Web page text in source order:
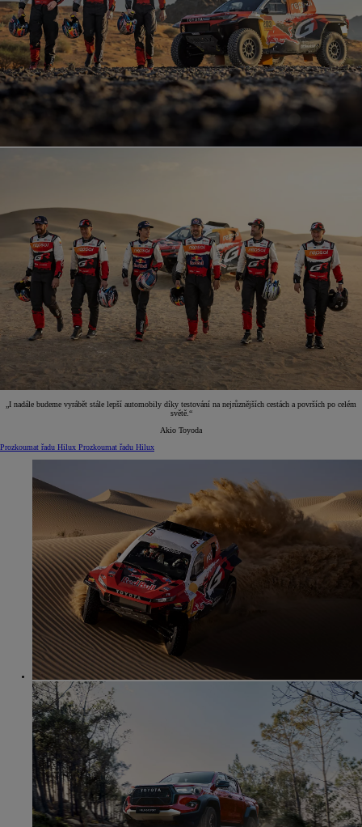
„I nadále budeme vyrábět stále lepší automobily díky testování na nejrůznějších cestách a površích po celém
světě.“
Akio Toyoda
Prozkoumat řadu Hilux Prozkoumat řadu Hilux